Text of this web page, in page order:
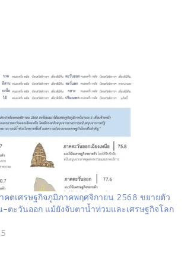
ตเศรษฐกิจภูมิภาคพฤศจิกายน 2568 ขยายตัว
-ตะวันออก แม้ยังจับตาน้ำท่วมและเศรษฐกิจโลก